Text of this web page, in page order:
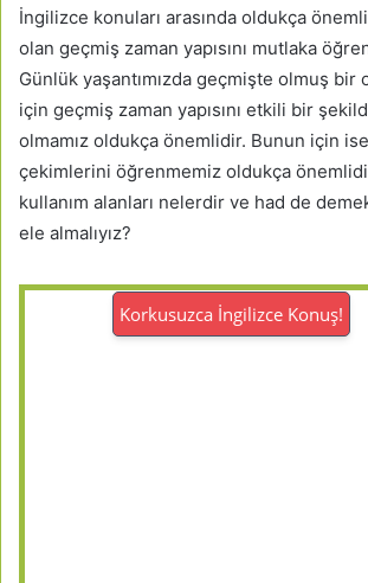
İngilizce konuları arasında oldukça
olan geçmiş zaman yapısını mutlaka
Günlük yaşantımızda geçmişte olmuş bir
için geçmiş zaman yapısını etkili bir
olmamız oldukça önemlidir. Bunun için
çekimlerini öğrenmemiz oldukça
kullanım alanları nelerdir ve had de
ele almalıyız?
Korkusuzca İngilizce Konuş!